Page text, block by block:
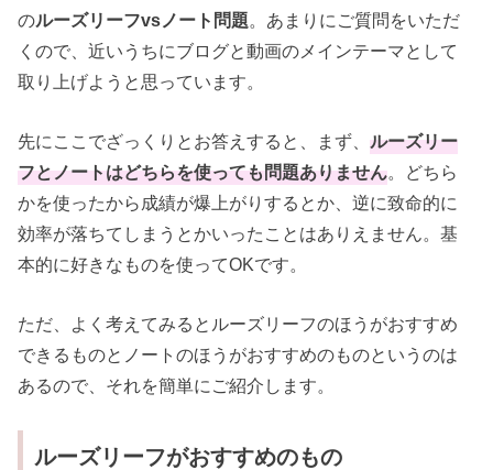
のルーズリーフvsノート問題。あまりにご質問をいただ
くので、近いうちにブログと動画のメインテーマとして
取り上げようと思っています。
先にここでざっくりとお答えすると、まず、ルーズリー
フとノートはどちらを使っても問題ありません。どちら
かを使ったから成績が爆上がりするとか、逆に致命的に
効率が落ちてしまうとかいったことはありえません。基
本的に好きなものを使ってOKです。
ただ、よく考えてみるとルーズリーフのほうがおすすめ
できるものとノートのほうがおすすめのものというのは
あるので、それを簡単にご紹介します。
ルーズリーフがおすすめのもの